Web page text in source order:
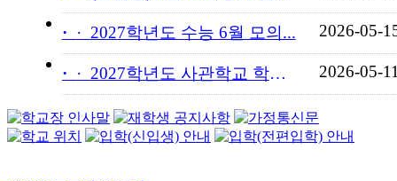
· 2027학년도 수능 6월 모의... 2026-05-
· 2027학년도 사관학교 학교장... 2026-05-